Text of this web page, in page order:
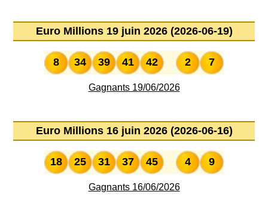
Euro Millions 19 juin 2026 (2026-06-19)
8 34 39 41 42 2 7
Gagnants 19/06/2026
Euro Millions 16 juin 2026 (2026-06-16)
18 25 31 37 45 4 9
Gagnants 16/06/2026